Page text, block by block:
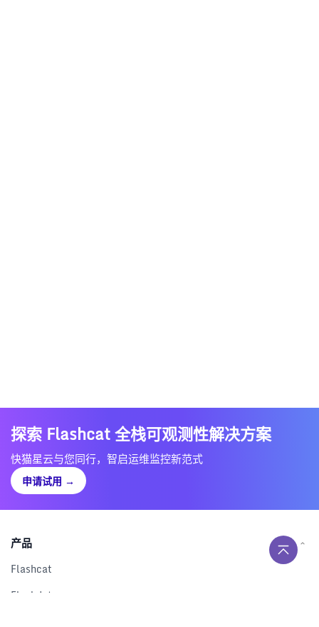
探索 Flashcat 全栈可观测性解决方案
快猫星云与您同行，智启运维监控新范式
申请试用 →
产品
Flashcat
Flashduty